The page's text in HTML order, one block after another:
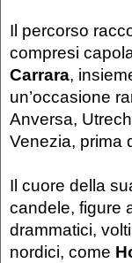
Il percorso
compresi
Carrara,
un’occasione
Anversa,
Venezia, prima
Il cuore della
candele, figure
drammatici,
nordici, come